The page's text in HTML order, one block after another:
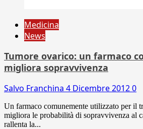
Medicina
News
Tumore ovarico: un farmaco
migliora sopravvivenza
Salvo Franchina 4 Dicembre 20120
Un farmaco comunemente utilizzato per il
migliora le probabilità di sopravvivenza al
rallenta la...